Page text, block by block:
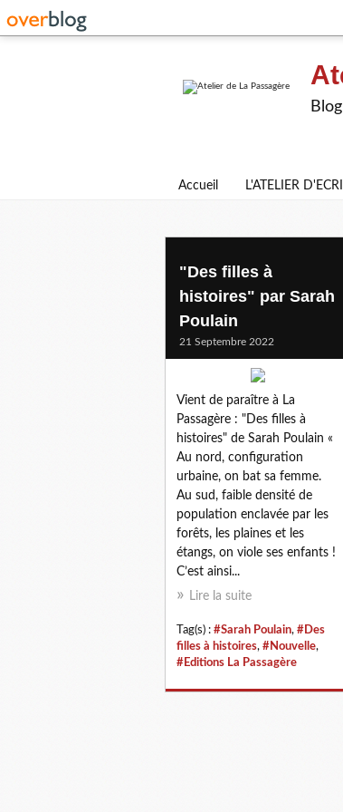
Accueil L'ATELIER
sarah poulain
"Des filles à
histoires" par Sarah
Poulain
21 Septembre 2022
Vient de paraître à La
Passagère : "Des filles à
histoires" de Sarah Poulain «
Au nord, configuration
urbaine, on bat sa femme.
Au sud, faible densité de
population enclavée par les
forêts, les plaines et les
étangs, on viole ses enfants !
C’est ainsi...
Lire la suite
Tag(s) : #Sarah Poulain, #Des
filles à histoires, #Nouvelle,
#Editions La Passagère